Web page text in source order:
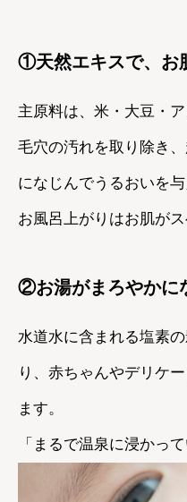
①天然エキスで、お
主原料は、米・大豆・
毛穴の汚れを取り除き
になじんでうるおいを与
お風呂上がりはお肌が
②お湯がまろやかに
水道水に含まれる塩素
り、赤ちゃんやデリケ
ます。
「まるで温泉に浸かっ